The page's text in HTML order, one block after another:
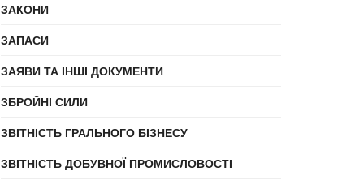
ЗАКОНИ
ЗАПАСИ
ЗАЯВИ ТА ІНШІ ДОКУМЕНТИ
ЗБРОЙНІ СИЛИ
ЗВІТНІСТЬ ГРАЛЬНОГО БІЗНЕСУ
ЗВІТНІСТЬ ДОБУВНОЇ ПРОМИСЛОВОСТІ